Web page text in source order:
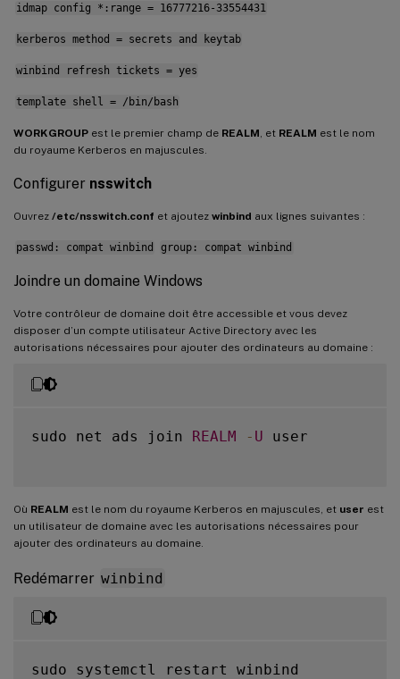
idmap config *:range = 16777216-33554431
kerberos method = secrets and keytab
winbind refresh tickets = yes
template shell = /bin/bash
WORKGROUP est le premier champ de REALM , et REALM est le nom
du royaume Kerberos en majuscules.
Configurer nsswitch
Ouvrez /etc/nsswitch.conf et ajoutez winbind aux lignes suivantes :
passwd: compat winbind group: compat winbind
Joindre un domaine Windows
Votre contrôleur de domaine doit être accessible et vous devez
disposer d’un compte utilisateur Active Directory avec les
autorisations nécessaires pour ajouter des ordinateurs au domaine :
sudo net ads join REALM - U user
Où REALM est le nom du royaume Kerberos en majuscules, et user est
un utilisateur de domaine avec les autorisations nécessaires pour
ajouter des ordinateurs au domaine.
Redémarrer winbind
sudo systemctl restart winbind